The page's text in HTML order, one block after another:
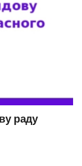
раду